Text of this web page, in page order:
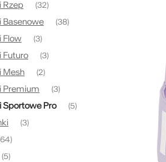
Rzep (32)
Basenowe (38)
Flow (3)
Futuro (3)
Mesh (2)
Premium (3)
Sportowe Pro (5)
(3)
(5)